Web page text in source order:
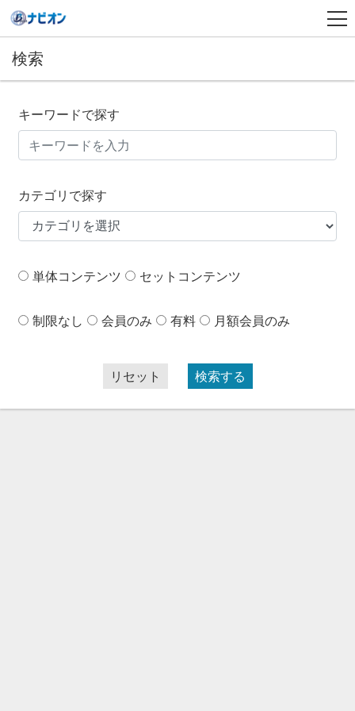
検索
キーワードで探す
カテゴリで探す
単体コンテンツ セットコンテンツ
制限なし 会員のみ 有料 月額会員のみ
リセット 検索する